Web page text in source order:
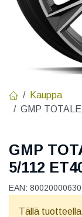
Kauppa
GMP
GMP
5/112
EAN:
Tällä